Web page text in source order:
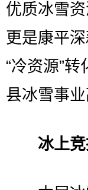
优质冰雪
更是康平
“冷资源”
县冰雪事
冰上